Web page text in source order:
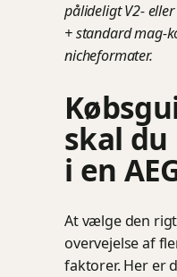
pålideligt V2-
+ standard mag-
nicheformater.
skal
i en
At vælge den
overvejelse af
faktorer. Her er